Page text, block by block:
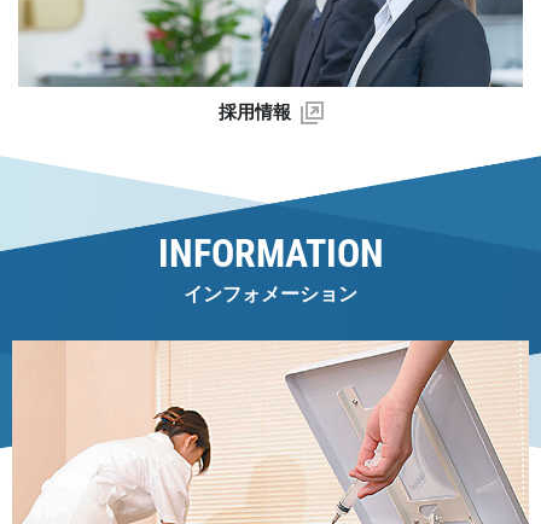
採用情報
INFORMATION
インフォメーション